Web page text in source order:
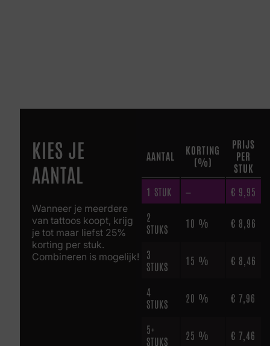
KIES JE
AANTAL
Wanneer je meerdere
van tattoos koopt, krijg
je tot maar liefst 25%
korting per stuk.
Combineren is mogelijk!
AANTAL
KORTING
(%)
PRIJS
PER
STUK
1 STUK — € 9,95
2
STUKS
10 % € 8,96
3
STUKS
15 % € 8,46
4
STUKS
20 % € 7,96
5+
STUKS
25 % € 7,46